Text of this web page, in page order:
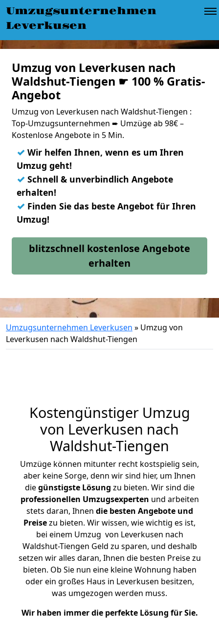
Umzugsunternehmen
Leverkusen
Umzug von Leverkusen nach
Waldshut-Tiengen ☛ 100 % Gratis-
Angebot
Umzug von Leverkusen nach Waldshut-Tiengen :
Top-Umzugsunternehmen ➨ Umzüge ab 98€ –
Kostenlose Angebote in 5 Min.
✓ Wir helfen Ihnen, wenn es um Ihren
Umzug geht!
✓ Schnell & unverbindlich Angebote
erhalten!
✓ Finden Sie das beste Angebot für Ihren
Umzug!
blitzschnell kostenlose Angebote
erhalten
Umzugsunternehmen Leverkusen » Umzug von
Leverkusen nach Waldshut-Tiengen
Kostengünstiger Umzug
von Leverkusen nach
Waldshut-Tiengen
Umzüge können mitunter recht kostspielig sein,
aber keine Sorge, denn wir sind hier, um Ihnen
diegünstigste Lösung zu bieten. Wir sind die
professionellen Umzugsexperten und arbeiten
stets daran, Ihnen die besten Angebote und
Preisezu bieten. Wir wissen, wie wichtig es ist,
bei einem Umzug von Leverkusen nach
Waldshut-Tiengen Geld zu sparen, und deshalb
setzen wir alles daran, Ihnen die besten Preise zu
bieten. Ob Sie nun eine kleine Wohnung haben
oder ein großes Haus in Leverkusen besitzen,
was umgezogen werden muss.
Wir haben immer die perfekte Lösung für Sie.